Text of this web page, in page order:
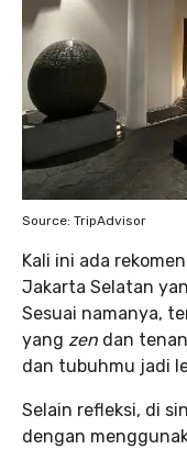
Source: TripAdvisor
Kali ini ada
Jakarta Selatan
Sesuai namanya,
yang zen dan
dan tubuhmu jadi
Selain refleksi, di
dengan